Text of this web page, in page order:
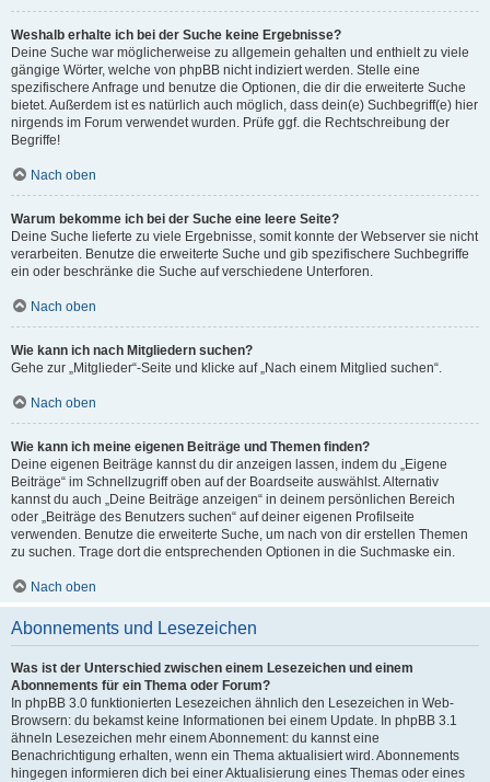
Weshalb erhalte ich bei der Suche keine Ergebnisse?
Deine Suche war möglicherweise zu allgemein gehalten und enthielt zu viele
gängige Wörter, welche von phpBB nicht indiziert werden. Stelle eine
spezifischere Anfrage und benutze die Optionen, die dir die erweiterte Suche
bietet. Außerdem ist es natürlich auch möglich, dass dein(e) Suchbegriff(e) hier
nirgends im Forum verwendet wurden. Prüfe ggf. die Rechtschreibung der
Begriffe!
Nach oben
Warum bekomme ich bei der Suche eine leere Seite?
Deine Suche lieferte zu viele Ergebnisse, somit konnte der Webserver sie nicht
verarbeiten. Benutze die erweiterte Suche und gib spezifischere Suchbegriffe
ein oder beschränke die Suche auf verschiedene Unterforen.
Nach oben
Wie kann ich nach Mitgliedern suchen?
Gehe zur „Mitglieder“-Seite und klicke auf „Nach einem Mitglied suchen“.
Nach oben
Wie kann ich meine eigenen Beiträge und Themen finden?
Deine eigenen Beiträge kannst du dir anzeigen lassen, indem du „Eigene
Beiträge“ im Schnellzugriff oben auf der Boardseite auswählst. Alternativ
kannst du auch „Deine Beiträge anzeigen“ in deinem persönlichen Bereich
oder „Beiträge des Benutzers suchen“ auf deiner eigenen Profilseite
verwenden. Benutze die erweiterte Suche, um nach von dir erstellen Themen
zu suchen. Trage dort die entsprechenden Optionen in die Suchmaske ein.
Nach oben
Abonnements und Lesezeichen
Was ist der Unterschied zwischen einem Lesezeichen und einem
Abonnements für ein Thema oder Forum?
In phpBB 3.0 funktionierten Lesezeichen ähnlich den Lesezeichen in Web-
Browsern: du bekamst keine Informationen bei einem Update. In phpBB 3.1
ähneln Lesezeichen mehr einem Abonnement: du kannst eine
Benachrichtigung erhalten, wenn ein Thema aktualisiert wird. Abonnements
hingegen informieren dich bei einer Aktualisierung eines Themas oder eines